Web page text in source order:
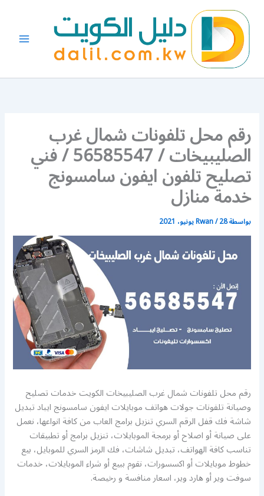
المحتوى
رقم محل تلفونات شمال غرب
الصليبيخات / 56585547 / فني
تصليح تلفون ايفون سامسونج
خدمة منازل
بواسطة Rwan/28 يونيو، 2021
رقم محل تلفونات شمال غرب الصليبيخات الكويت خدمات تصليح
وصيانة تلفونات جولات هواتف موبايلات ايفون سامسونج ايباد تبديل
شاشة فك قفل الرقم السري تنزيل برامج العاب من كافة انواعها، نعمل
على صيانة أو اصلاح أو برمجة الموبايلات، تنزيل برامج أو تطبيقات
تناسب كافة الهواتف، تبديل شاشات، فك الرمز السري للموبايل، بيع
خطوط موبايلات أو اكسسورات، نقوم ببيع أو شراء الموبايلات، خدمات
سوفت وير أو هارد وير، اسعار منافسة و رخيصة.